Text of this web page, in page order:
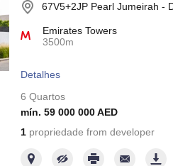
67V5+2JP Pearl Jumeirah -
Emirates Towers
3500m
Detalhes
6 Quartos
mín. 59 000 000 AED
1propriedade from developer